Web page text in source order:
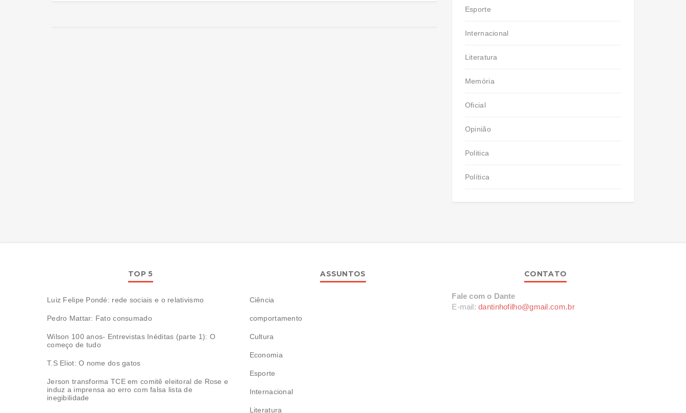
Esporte
Internacional
Literatura
Memória
Oficial
Opinião
Politica
Política
TOP 5
Luiz Felipe Pondé: rede sociais e o relativismo
Pedro Mattar: Fato consumado
Wilson 100 anos- Entrevistas Inéditas (parte 1): O
começo de tudo
T.S Eliot: O nome dos gatos
Jerson transforma TCE em comitê eleitoral de Rose e
induz a imprensa ao erro com falsa lista de
inegibilidade
ASSUNTOS
Ciência
comportamento
Cultura
Economia
Esporte
Internacional
Literatura
CONTATO
Fale com o Dante
E-mail: dantinhofilho@gmail.com.br